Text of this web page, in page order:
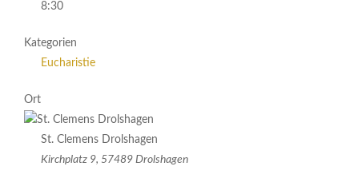
8:30
Kategorien
Eucharistie
Ort
St. Clemens Drolshagen
Kirchplatz 9, 57489 Drolshagen